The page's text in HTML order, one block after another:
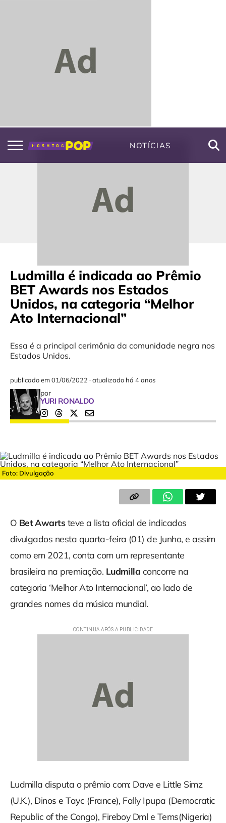
NOTÍCIAS
Ludmilla é indicada ao Prêmio
BET Awards nos Estados
Unidos, na categoria “Melhor
Ato Internacional”
Essa é a principal cerimônia da comunidade negra nos
Estados Unidos.
publicado em01/06/2022 ·atualizado há 4 anos
por
YURI RONALDO
Foto: Divulgação
O Bet Awarts teve a lista oficial de indicados
divulgados nesta quarta-feira (01) de Junho, e assim
como em 2021, conta com um representante
brasileira na premiação. Ludmilla concorre na
categoria ‘Melhor Ato Internacional’, ao lado de
grandes nomes da música mundial.
Ludmilla disputa o prêmio com: Dave e Little Simz
(U.K.), Dinos e Tayc (France), Fally Ipupa (Democratic
Republic of the Congo), Fireboy Dml e Tems(Nigeria)